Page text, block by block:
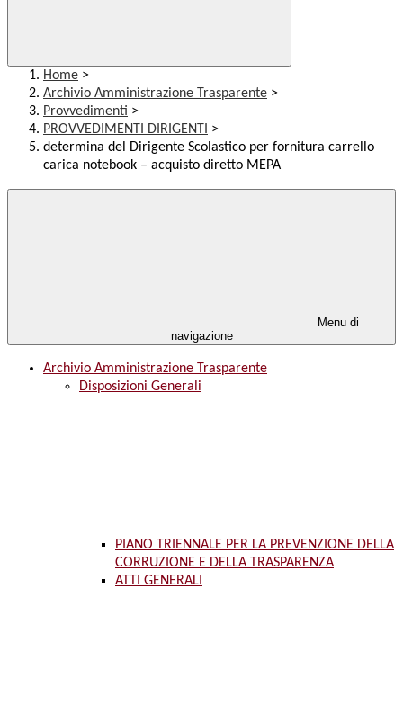
Home >
Archivio Amministrazione Trasparente >
Provvedimenti >
PROVVEDIMENTI DIRIGENTI >
determina del Dirigente Scolastico per fornitura carrello
carica notebook – acquisto diretto MEPA
Menu di
navigazione
Archivio Amministrazione Trasparente
Disposizioni Generali
PIANO TRIENNALE PER LA PREVENZIONE DELLA
CORRUZIONE E DELLA TRASPARENZA
ATTI GENERALI